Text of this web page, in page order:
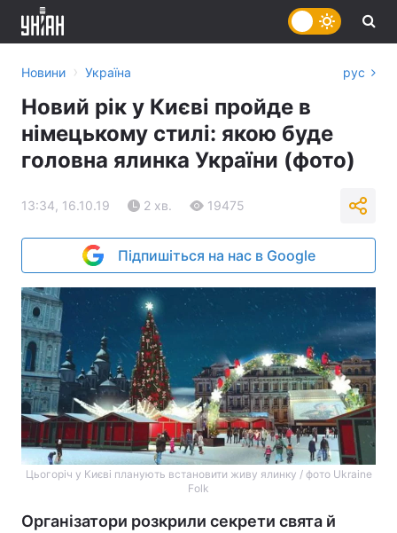
Новини › Україна рус
Новий рік у Києві пройде в
німецькому стилі: якою буде
головна ялинка України (фото)
13:34, 16.10.19 2 хв. 19475
Підпишіться на нас в Google
Цьогоріч у Києві планують встановити живу ялинку / фото Ukraine
Folk
Організатори розкрили секрети свята й